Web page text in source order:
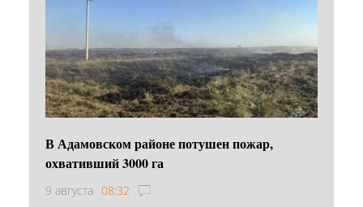
В Адамовском районе потушен пожар,
охвативший 3000 га
9 августа 08:32